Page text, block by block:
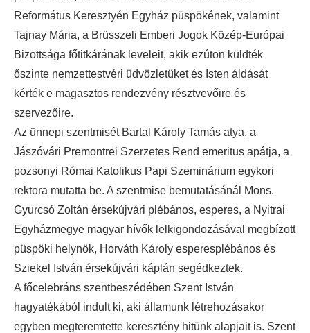
Református Keresztyén Egyház püspökének, valamint
Tajnay Mária, a Brüsszeli Emberi Jogok Közép-Európai
Bizottsága főtitkárának leveleit, akik ezúton küldték
őszinte nemzettestvéri üdvözletüket és Isten áldását
kérték e magasztos rendezvény résztvevőire és
szervezőire.
Az ünnepi szentmisét Bartal Károly Tamás atya, a
Jászóvári Premontrei Szerzetes Rend emeritus apátja, a
pozsonyi Római Katolikus Papi Szeminárium egykori
rektora mutatta be. A szentmise bemutatásánál Mons.
Gyurcsó Zoltán érsekújvári plébános, esperes, a Nyitrai
Egyházmegye magyar hívők lelkigondozásával megbízott
püspöki helynök, Horváth Károly esperesplébános és
Sziekel István érsekújvári káplán segédkeztek.
A főcelebráns szentbeszédében Szent István
hagyatékából indult ki, aki államunk létrehozásakor
egyben megteremtette keresztény hitünk alapjait is. Szent